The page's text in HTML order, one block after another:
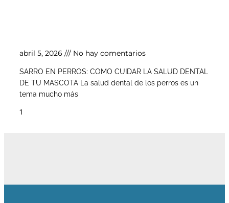
abril 5, 2026 No hay comentarios
SARRO EN PERROS: COMO CUIDAR LA SALUD DENTAL
DE TU MASCOTA La salud dental de los perros es un
tema mucho más